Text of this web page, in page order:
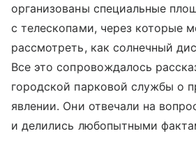
организованы специальные
с телескопами, через которые
рассмотреть, как солнечный
Все это сопровождалось
городской парковой службы о
явлении. Они отвечали на
и делились любопытными